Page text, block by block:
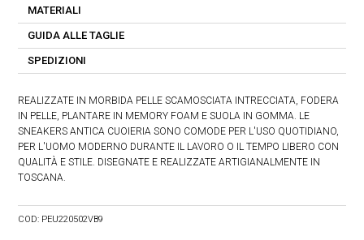
MATERIALI
GUIDA ALLE TAGLIE
SPEDIZIONI
REALIZZATE IN MORBIDA PELLE SCAMOSCIATA INTRECCIATA, FODERA
IN PELLE, PLANTARE IN MEMORY FOAM E SUOLA IN GOMMA. LE
SNEAKERS ANTICA CUOIERIA SONO COMODE PER L'USO QUOTIDIANO,
PER L'UOMO MODERNO DURANTE IL LAVORO O IL TEMPO LIBERO CON
QUALITÀ E STILE. DISEGNATE E REALIZZATE ARTIGIANALMENTE IN
TOSCANA.
COD: PEU220502VB9